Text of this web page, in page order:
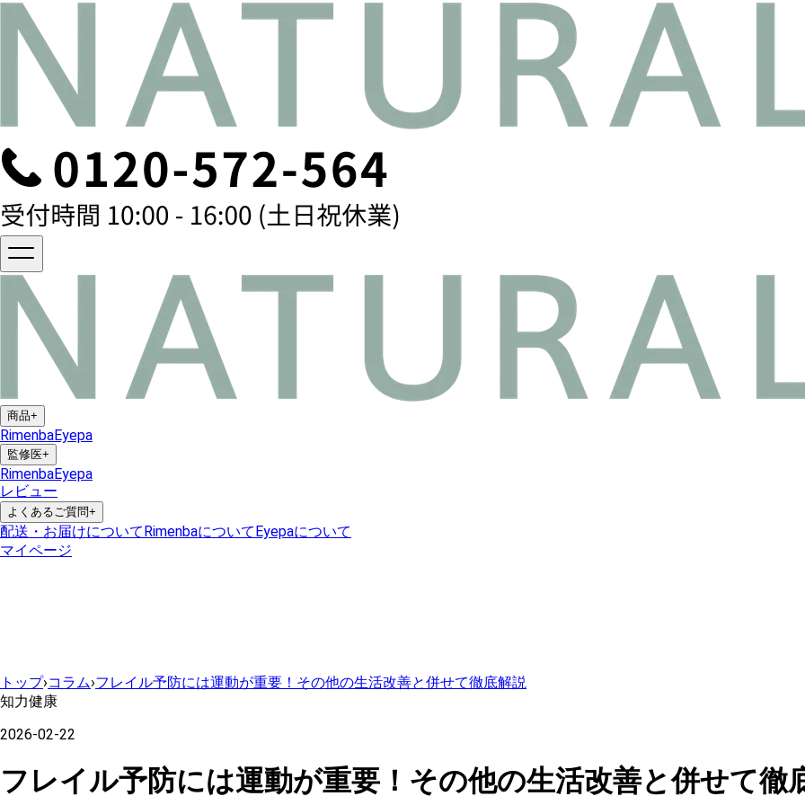
商品+
RimenbaEyepa
監修医+
RimenbaEyepa
レビュー
よくあるご質問+
配送・お届けについてRimenbaについてEyepaについて
マイページ
トップ›コラム›フレイル予防には運動が重要！その他の生活改善と併せて徹底解説
知力健康
2026-02-22
フレイル予防には運動が重要！その他の生活改善と併せて徹